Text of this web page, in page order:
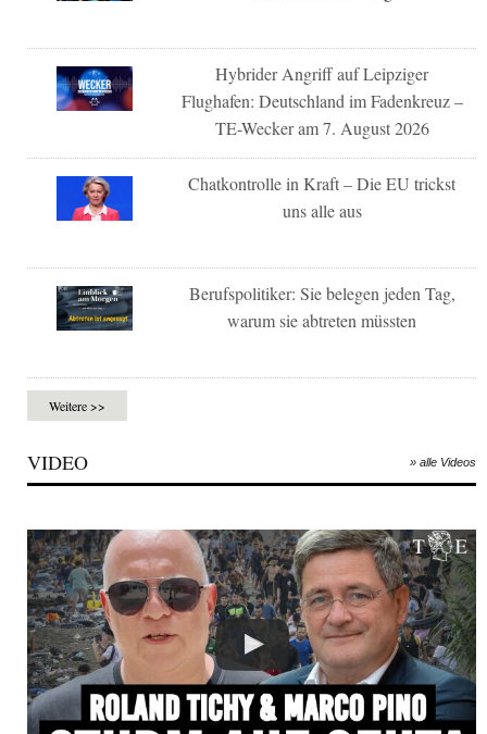
Hybrider Angriff auf Leipziger
Flughafen: Deutschland im Fadenkreuz –
TE-Wecker am 7. August 2026
Chatkontrolle in Kraft – Die EU trickst
uns alle aus
Berufspolitiker: Sie belegen jeden Tag,
warum sie abtreten müssten
Weitere >>
VIDEO » alle Videos